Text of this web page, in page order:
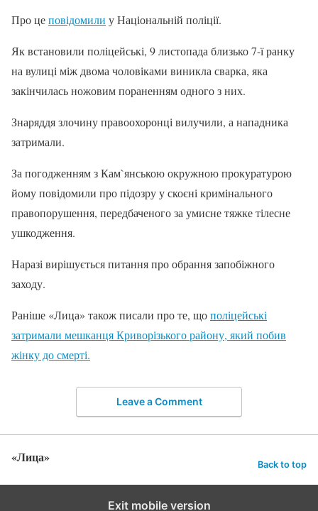
Про цеповідомили у Національній поліції.
Як встановили поліцейські, 9 листопада близько 7-ї ранку
на вулиці між двома чоловіками виникла сварка, яка
закінчилась ножовим пораненням одного з них.
Знаряддя злочину правоохоронці вилучили, а нападника
затримали.
За погодженням з Кам`янською окружною прокуратурою
йому повідомили про підозру у скоєні кримінального
правопорушення, передбаченого за умисне тяжке тілесне
ушкодження.
Наразі вирішується питання про обрання запобіжного
заходу.
Раніше «Лица» також писали про те, щополіцейські
затримали мешканця Криворізького району, який побив
жінку до смерті.
Leave a Comment
«Лица» Back to top
Exit mobile version